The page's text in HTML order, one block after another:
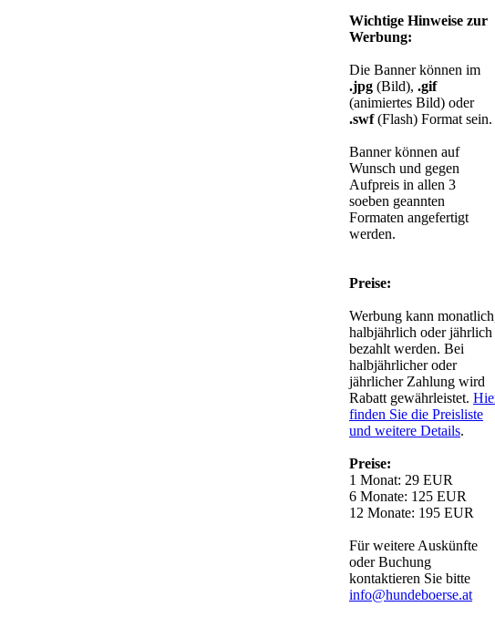
Wichtige Hinweise zur
Werbung:
Die Banner können im
.jpg (Bild), .gif
(animiertes Bild) oder
.swf(Flash) Format sein.
Banner können auf
Wunsch und gegen
Aufpreis in allen 3
soeben geannten
Formaten angefertigt
werden.
Preise:
Werbung kann
halbjährlich oder jährlich
bezahlt werden. Bei
halbjährlicher oder
jährlicher Zahlung wird
Rabatt gewährleistet.
finden Sie die Preisliste
und weitere Details.
Preise:
1 Monat: 29 EUR
6 Monate: 125 EUR
12 Monate: 195 EUR
Für weitere Auskünfte
oder Buchung
kontaktieren Sie bitte
info@hundeboerse.at